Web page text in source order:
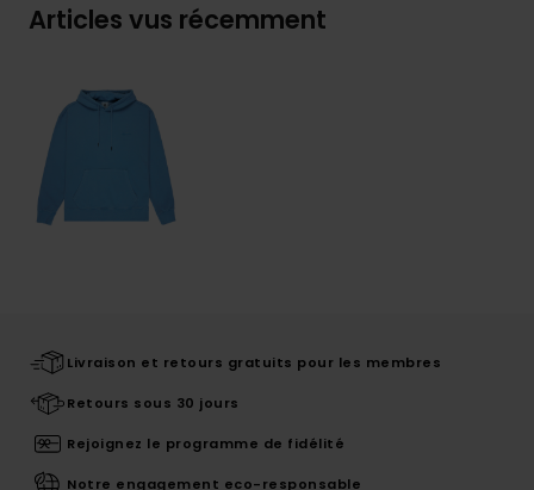
Articles vus récemment
Livraison et retours gratuits pour les membres
Retours sous 30 jours
Rejoignez le programme de fidélité
Notre engagement eco-responsable